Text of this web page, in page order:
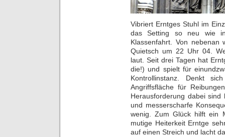
Vibriert Erntges Stuhl im
das Setting so neu wie
Klassenfahrt. Von
Quietsch um 22 Uhr 04.
laut. Seit drei Tagen hat
die!) und spielt für
Kontrollinstanz. Denkt
Angriffsfläche für
Herausforderung dabei sind
und messerscharfe
wenig. Zum Glück hilft ein
mutige Heiterkeit Erntge
auf einen Streich und lacht